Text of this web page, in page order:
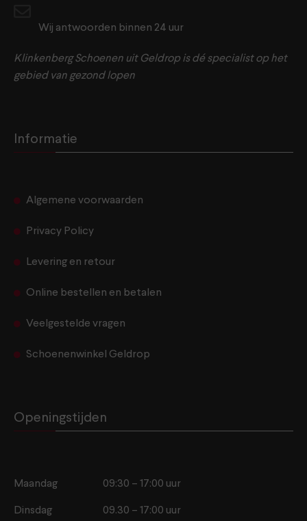
Wij antwoorden binnen 24 uur
Klinkenberg Schoenen uit Geldrop is dé specialist op het
gebied van gezond lopen
Informatie
Algemene voorwaarden
Privacy Policy
Levering en retour
Online bestellen en betalen
Veelgestelde vragen
Schoenenwinkel Geldrop
Openingstijden
Maandag 09:30 – 17:00 uur
Dinsdag 09.30 – 17:00 uur